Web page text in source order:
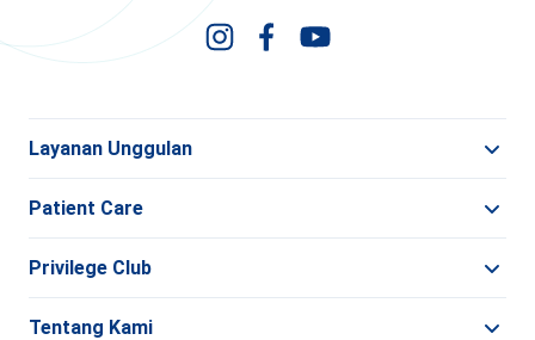
Layanan Unggulan
Patient Care
Privilege Club
Tentang Kami